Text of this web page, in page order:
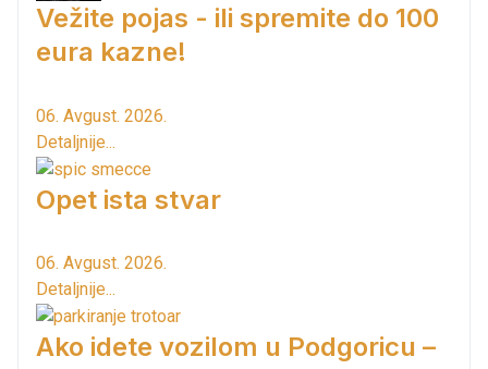
Vežite pojas - ili spremite do 100
eura kazne!
06. Avgust. 2026.
Detaljnije...
Opet ista stvar
06. Avgust. 2026.
Detaljnije...
Ako idete vozilom u Podgoricu –